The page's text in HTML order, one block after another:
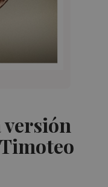
versión